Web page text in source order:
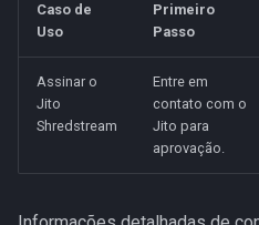
d
p
e
Decommissioning
Caso de
Uso
Primeiro
Passo
Assinar o
Jito
Shredstream
Entre em
contato com o
Jito para
aprovação.